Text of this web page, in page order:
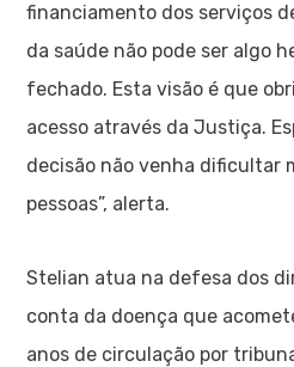
financiamento dos serviços
da saúde não pode ser algo
fechado. Esta visão é que
acesso através da Justiça.
decisão não venha dificultar
pessoas”, alerta.
Stelian atua na defesa dos
conta da doença que
anos de circulação por